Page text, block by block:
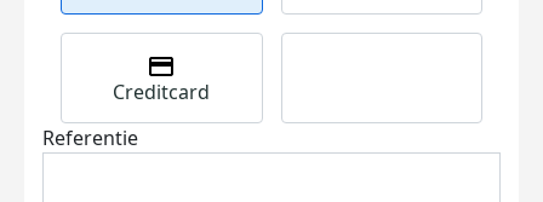
Creditcard
Referentie